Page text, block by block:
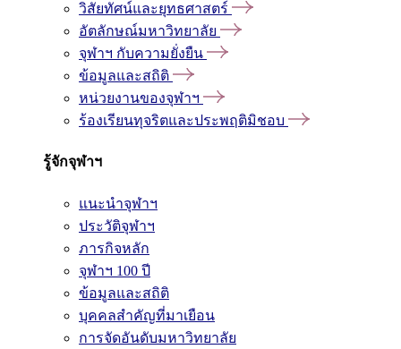
วิสัยทัศน์และยุทธศาสตร์
อัตลักษณ์มหาวิทยาลัย
จุฬาฯ กับความยั่งยืน
ข้อมูลและสถิติ
หน่วยงานของจุฬาฯ
ร้องเรียนทุจริตและประพฤติมิชอบ
รู้จักจุฬาฯ
แนะนำจุฬาฯ
ประวัติจุฬาฯ
ภารกิจหลัก
จุฬาฯ 100 ปี
ข้อมูลและสถิติ
บุคคลสำคัญที่มาเยือน
การจัดอันดับมหาวิทยาลัย